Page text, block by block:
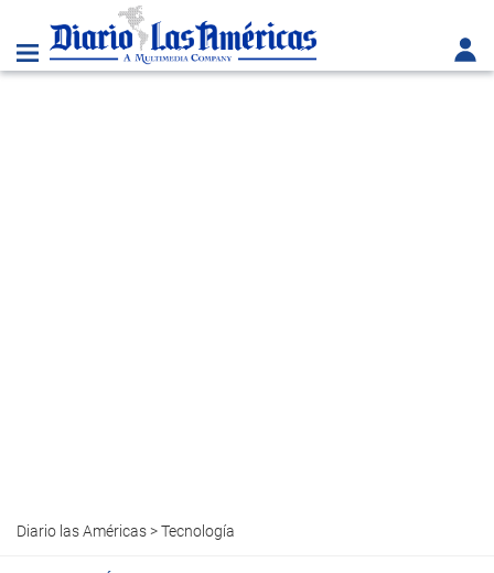
Diario las Américas>Tecnología